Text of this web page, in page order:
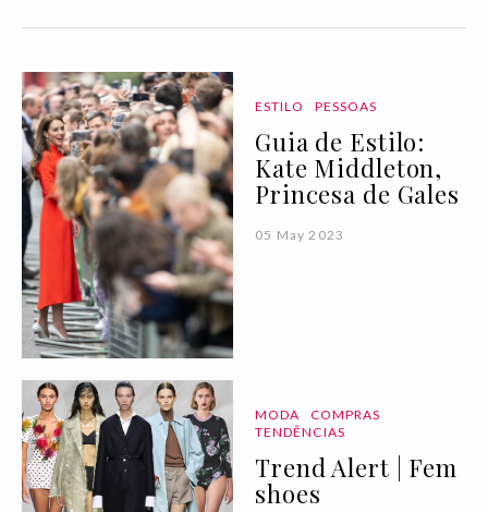
ESTILO PESSOAS
Guia de Estilo:
Kate Middleton,
Princesa de Gales
05 May 2023
MODA
COMPRAS
TENDÊNCIAS
Trend Alert | Fem
shoes